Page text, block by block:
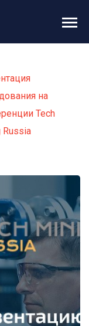
на
Tech
Russia